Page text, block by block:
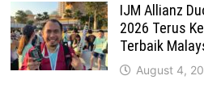
IJM Allianz
2026 Terus
Terbaik
August 4,